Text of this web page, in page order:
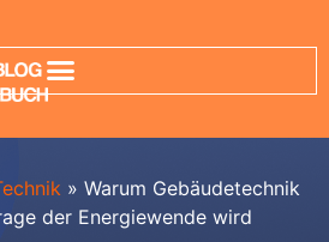
» Warum Gebäudetechnik
der Energiewende wird